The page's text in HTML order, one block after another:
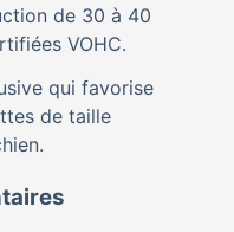
de 30 à 40
VOHC.
qui favorise
de taille